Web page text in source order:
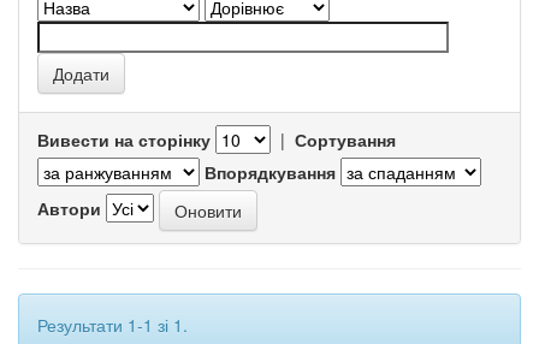
Вивести на сторінку | Сортування
Впорядкування
Автори
Результати 1-1 зі 1.